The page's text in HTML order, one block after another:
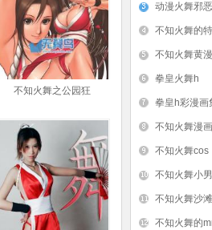
不知火舞之公园狂
动漫火舞邪
不知火舞的
不知火舞黄
拳皇火舞h
拳皇h彩漫画
不知火舞漫画
不知火舞cos
不知火舞小
不知火舞沙滩
不知火舞的